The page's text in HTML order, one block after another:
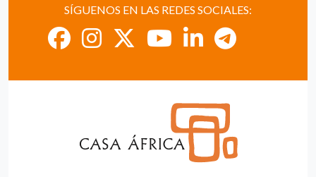
SÍGUENOS EN LAS REDES SOCIALES: